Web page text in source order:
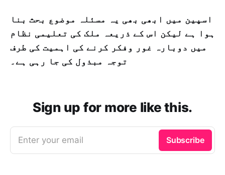
اسپین میں ابھی بھی یہ مسئلہ موضوع بحث بنا
ہوا ہے لیکن اس کے ذریعہ ملک کی تعلیمی نظام
میں دوبارہ غور وفکر کرنے کی اہمیت کی طرف
توجہ مبذول کی جا رہی ہے۔
Sign up for more like this.
Enter your email Subscribe